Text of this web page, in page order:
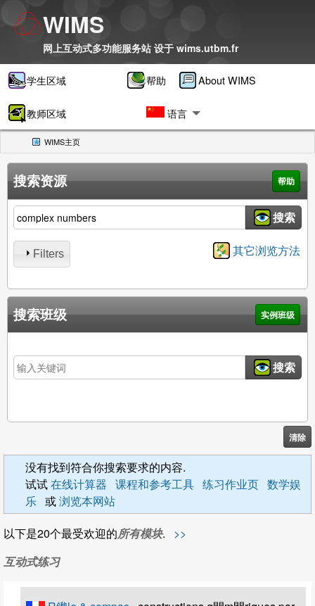
WIMS
网上互动式多功能服务站 设于wims.utbm.fr
学生区域
教师区域
帮助 About WIMS
语言
WIMS主页(CURRENT)
搜索资源 帮助
搜索资源 搜索
其它浏览方法
Filters
搜索班级 实例班级
搜索班级 搜索
清除
没有找到符合你搜索要求的内容.
试试在线计算器 课程和参考工具 练习作业页 数学娱
乐 或浏览本网站
以下是20个最受欢迎的所有模块. >>
互动式练习